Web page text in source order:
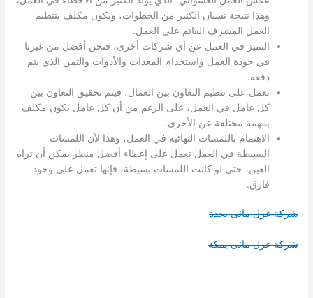
وهذا نتيجة نسيان الكثير من الخطوات، ويكون مكلف بتنظيم
العمل المشرف القائم على العمل.
التميز في العمل عن أي شركات أخرى، فنحن أفضل من غيرنا
في جودة العمل واستخدام المعدات والأدوات والثمن الذي يتم
دفعه.
تعمل على تنظيم التعاون بين العمال، فيتم تحقيق التعاون بين
كل عامل في العمل، على الرغم من أن كل عامل يكون مكلف
بمهمة مختلفة عن الأخرى.
الاهتمام باللمسات النهائية في العمل، وهذا لأن اللمسات
البسيطة في العمل تعمل على إعطاء أفضل منظر يمكن أن تراه
العين، حتى لو كانت اللمسات بسيطة، فإنها تعمل على وجود
فارق.
شركة عزل مائى بجدة
شركة عزل مائى بمكة